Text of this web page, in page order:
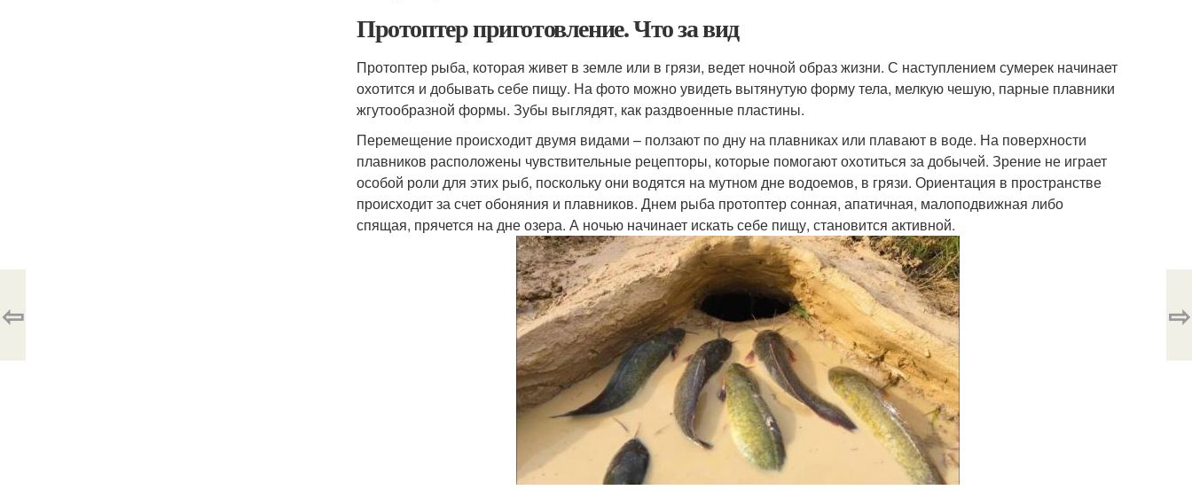
Протоптер приготовление. Что за вид
Протоптер рыба, которая живет в земле или в грязи, ведет ночной образ жизни. С наступлением сумерек начинает
охотится и добывать себе пищу. На фото можно увидеть вытянутую форму тела, мелкую чешую, парные плавники
жгутообразной формы. Зубы выглядят, как раздвоенные пластины.
Перемещение происходит двумя видами – ползают по дну на плавниках или плавают в воде. На поверхности
плавников расположены чувствительные рецепторы, которые помогают охотиться за добычей. Зрение не играет
особой роли для этих рыб, поскольку они водятся на мутном дне водоемов, в грязи. Ориентация в пространстве
происходит за счет обоняния и плавников. Днем рыба протоптер сонная, апатичная, малоподвижная либо
спящая, прячется на дне озера. А ночью начинает искать себе пищу, становится активной.
⇦ ⇨